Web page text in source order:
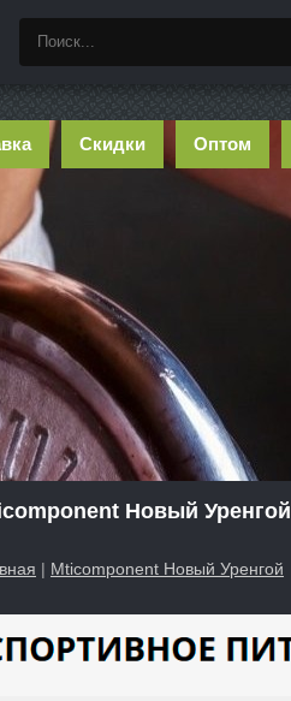
Скидки Оптом
Новый Уренгой
| Mticomponent Новый Уренгой